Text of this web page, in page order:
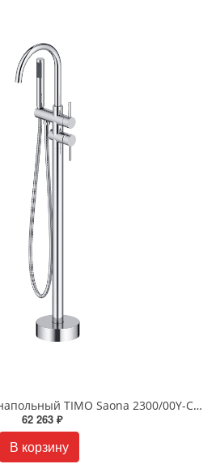
Смеситель для ванны напольный TIMO Saona 2300/00Y-CR хром
62 263 ₽
В корзину